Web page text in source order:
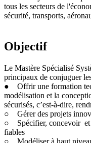
tous les secteurs de
sécurité, transports,
Objectif
Le Mastère Spécialisé
principaux de conjuguer
● Offrir une formation
modélisation et la
sécurisés, c’est-à-dire,
○ Gérer des projets
○ Spécifier, concevoir et
fiables
○ Modéliser à haut niveau